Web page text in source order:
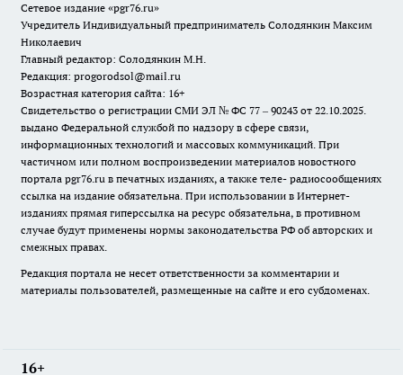
Сетевое издание «pgr76.ru»
Учредитель Индивидуальный предприниматель Солодянкин Максим
Николаевич
Главный редактор: Солодянкин М.Н.
Редакция: progorodsol@mail.ru
Возрастная категория сайта: 16+
Свидетельство о регистрации СМИ ЭЛ № ФС 77 – 90243 от 22.10.2025.
выдано Федеральной службой по надзору в сфере связи,
информационных технологий и массовых коммуникаций. При
частичном или полном воспроизведении материалов новостного
портала pgr76.ru в печатных изданиях, а также теле- радиосообщениях
ссылка на издание обязательна. При использовании в Интернет-
изданиях прямая гиперссылка на ресурс обязательна, в противном
случае будут применены нормы законодательства РФ об авторских и
смежных правах.
Редакция портала не несет ответственности за комментарии и
материалы пользователей, размещенные на сайте и его субдоменах.
16+